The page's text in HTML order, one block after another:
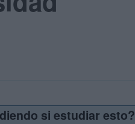
si estudiar esto?